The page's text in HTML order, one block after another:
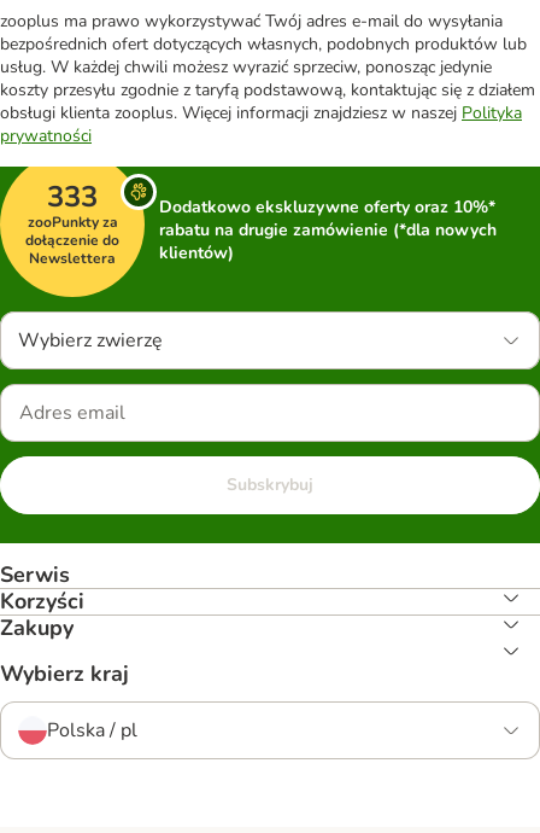
zooplus ma prawo wykorzystywać Twój adres e-mail do wysyłania
bezpośrednich ofert dotyczących własnych, podobnych produktów lub
usług. W każdej chwili możesz wyrazić sprzeciw, ponosząc jedynie
koszty przesyłu zgodnie z taryfą podstawową, kontaktując się z działem
obsługi klienta zooplus. Więcej informacji znajdziesz w naszej Polityka
prywatności
333
zooPunkty za
dołączenie do
Newslettera
Dodatkowo ekskluzywne oferty oraz 10%*
rabatu na drugie zamówienie (*dla nowych
klientów)
Wybierz zwierzę
Subskrybuj
Serwis
Korzyści
Zakupy
Wybierz kraj
Polska / pl